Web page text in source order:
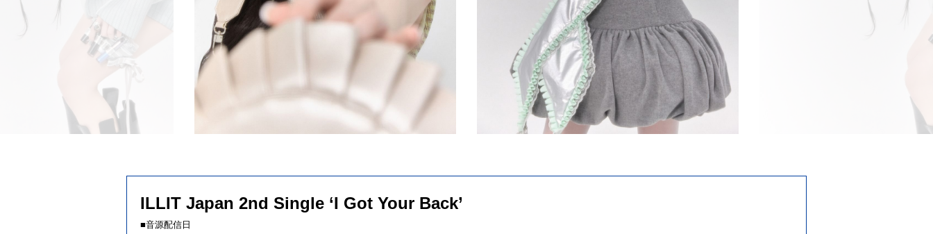
ILLIT Japan 2nd Single ‘I Got Your Back’
■音源配信日